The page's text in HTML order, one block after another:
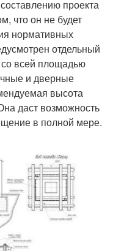
проекта
что он не будет
нормативных
отдельный
всей площадью
и дверные
высота
даст возможность
в полной мере.